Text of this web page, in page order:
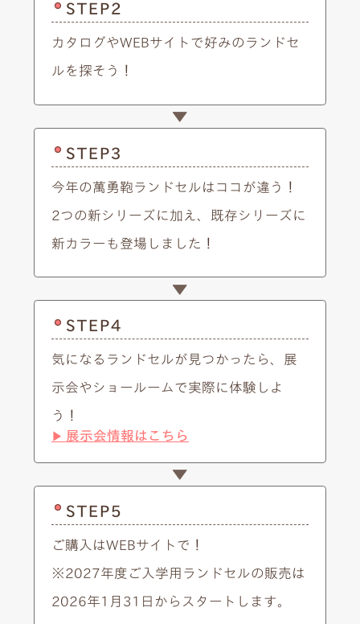
STEP2
カタログやWEBサイトで好みのランドセ
ルを探そう！
STEP3
今年の萬勇鞄ランドセルはココが違う！
2つの新シリーズに加え、既存シリーズに
新カラーも登場しました！
STEP4
気になるランドセルが見つかったら、展
示会やショールームで実際に体験しよ
う！
▶︎ 展示会情報はこちら
STEP5
ご購入はWEBサイトで！
※2027年度ご入学用ランドセルの販売は
2026年1月31日からスタートします。